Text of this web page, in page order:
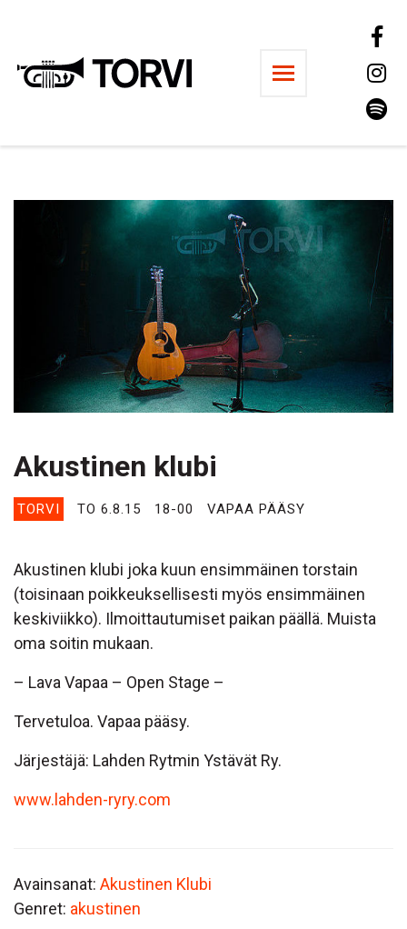
Ravintola Torvi
Akustinen klubi
TORVI TO 6.8.15 18-00 VAPAA PÄÄSY
Akustinen klubi joka kuun ensimmäinen torstain
(toisinaan poikkeuksellisesti myös ensimmäinen
keskiviikko). Ilmoittautumiset paikan päällä. Muista
oma soitin mukaan.
– Lava Vapaa – Open Stage –
Tervetuloa. Vapaa pääsy.
Järjestäjä: Lahden Rytmin Ystävät Ry.
www.lahden-ryry.com
Avainsanat: Akustinen Klubi
Genret: akustinen